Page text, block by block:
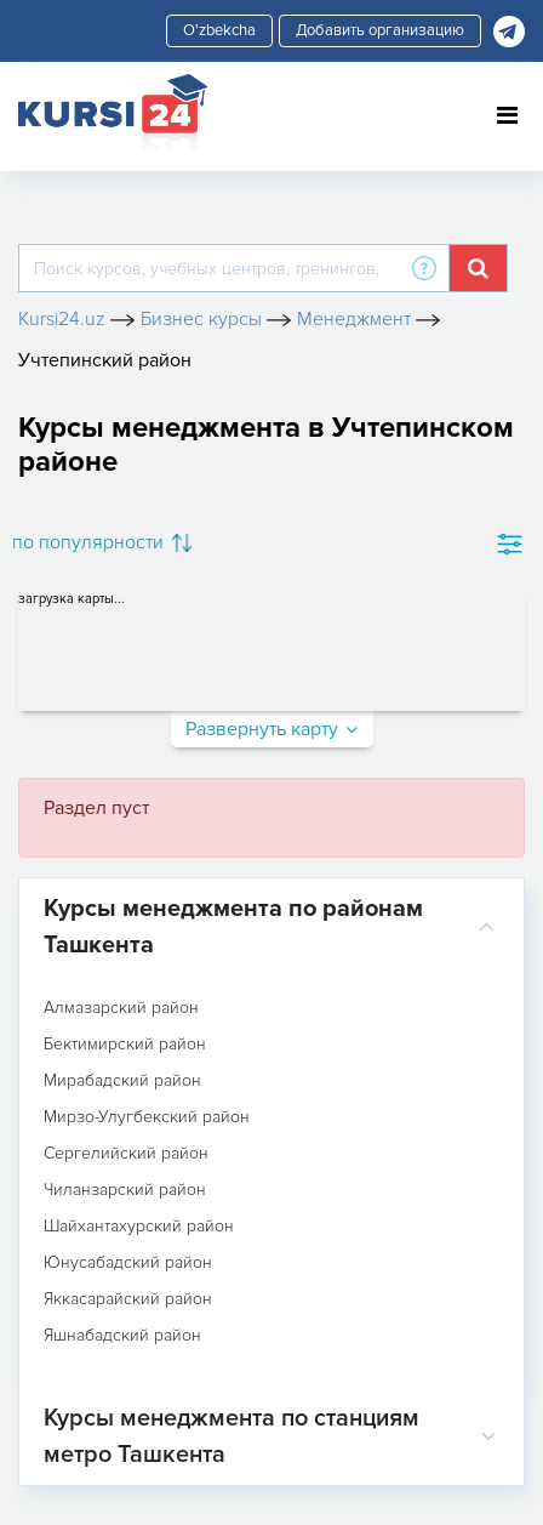
Добавить организацию
Kursi24.uz Бизнес курсы
Менеджмент
Учтепинский район
Курсы менеджмента в Учтепинском
районе
по популярности
загрузка карты...
Развернуть карту
Раздел пуст
Курсы менеджмента по районам
Ташкента
Алмазарский район
Бектимирский район
Мирабадский район
Мирзо-Улугбекский район
Сергелийский район
Чиланзарский район
Шайхантахурский район
Юнусабадский район
Яккасарайский район
Яшнабадский район
Курсы менеджмента по станциям
метро Ташкента